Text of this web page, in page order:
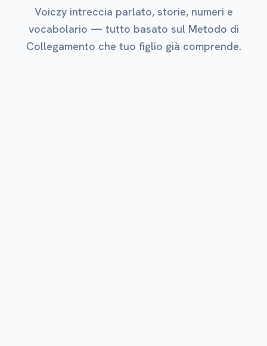
Voiczy intreccia parlato, storie, numeri e
vocabolario — tutto basato sul Metodo di
Collegamento che tuo figlio già comprende.